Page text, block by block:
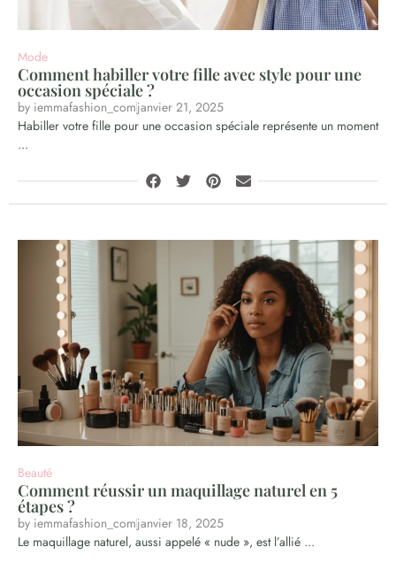
Mode
Comment habiller votre fille avec style pour une
occasion spéciale ?
by iemmafashion_comjanvier 21, 2025
Habiller votre fille pour une occasion spéciale représente un moment
...
Beauté
Comment réussir un maquillage naturel en 5
étapes ?
by iemmafashion_comjanvier 18, 2025
Le maquillage naturel, aussi appelé « nude », est l’allié ...